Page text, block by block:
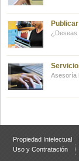
Publicar
¿Deseas
Asesoría
Propiedad Intelectual
Uso y Contratación